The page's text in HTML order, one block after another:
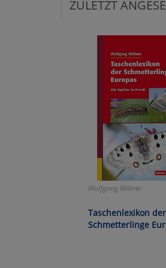
ZULETZT
Wolfgang Willner
Taschenlexikon der
Schmetterlinge